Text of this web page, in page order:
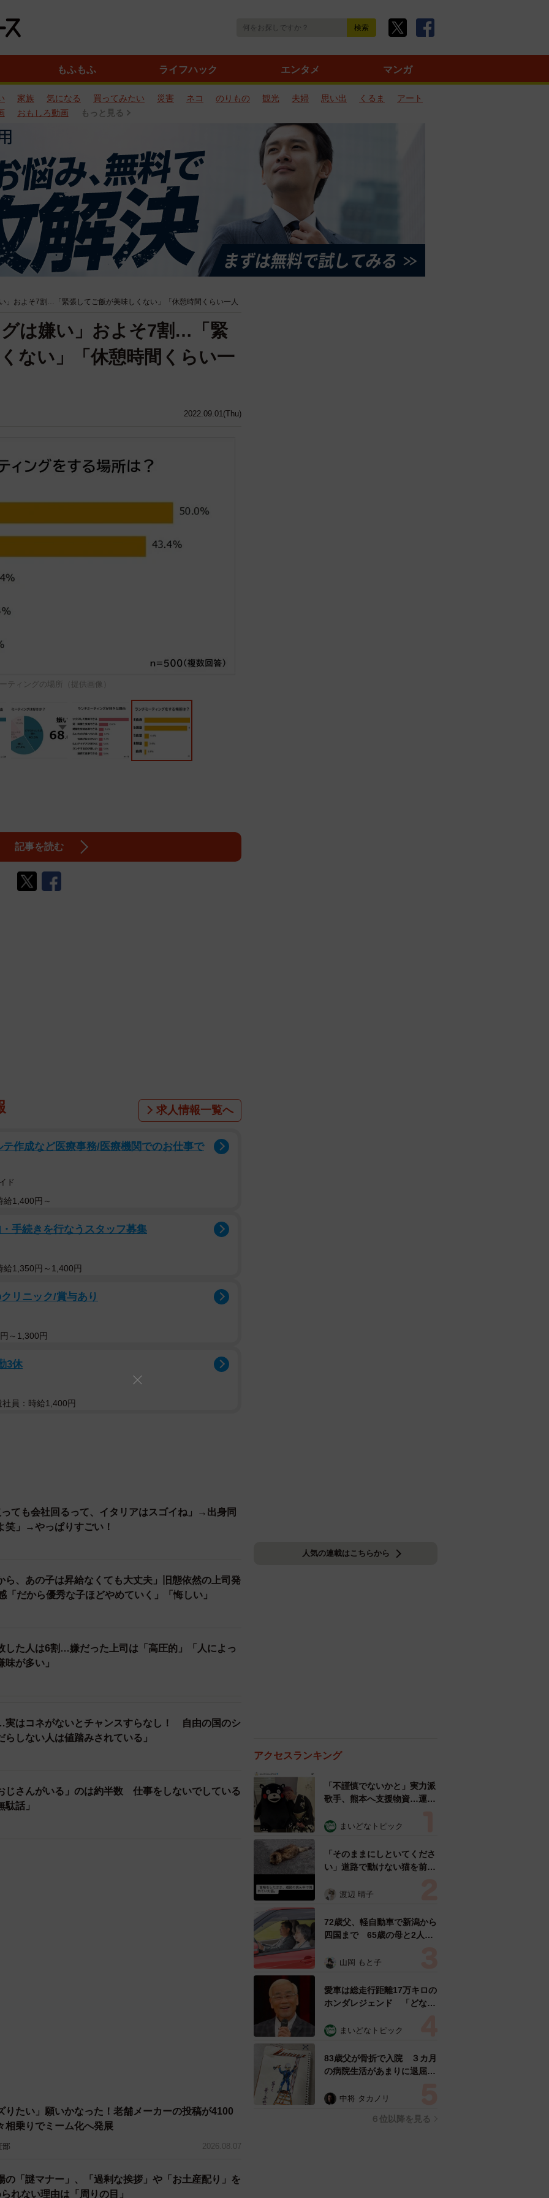
もふもふ ライフハック エンタメ マンガ
家族 気になる 買ってみたい 災害 ネコ のりもの 観光 夫婦 思い出 くるま
アート
おもしろ動画 もっと見る
」およそ7割…「緊張してご飯が美味しくない」「休憩時間くらい一人
2022.09.01(Thu)
は嫌い」およそ7割…「緊
ない」「休憩時間くらい一
ティングの場所（提供画像）
記事を読む
求人情報一覧へ
作成など医療事務/医療機関でのお仕事で
ド
給1,400円～
手続きを行なうスタッフ募集
給1,350円～1,400円
リニック/賞与あり
～1,300円
3休
員：時給1,400円
ても会社回るって、イタリアはスゴイね」→出身同
笑」→やっぱりすごい！
ら、あの子は昇給なくても大丈夫」旧態依然の上司発
だから優秀な子ほどやめていく」「悔しい」
した人は6割…嫌だった上司は「高圧的」「人によっ
が多い」
実はコネがないとチャンスすらなし！ 自由の国のシ
しない人は値踏みされている」
じさんがいる」のは約半数 仕事をしないでしている
話」
りたい」願いかなった！老舗メーカーの投稿が4100
乗りでミーム化へ発展
部 2026.08.07
の「謎マナー」、「過剰な挨拶」や「お土産配り」を
れない理由は「周りの目」
人気の連載はこちらから
アクセスランキング
「不謹慎でないかと」実力派
歌手、熊本へ支援物資…運搬
めらい 「痛いほど伝わる」
まいどなトピック
「そのままにしといてくださ
い」道路で動けない猫を前に
ようとした4日間 「命の重
表の訴え
渡辺 晴子
72歳父、軽自動車で新潟から
四国まで 65歳の母と2人で
憩まで分刻み… 「大学生で
山岡 もと子
愛車は総走行距離17万キロの
ホンダレジェンド 「どなた
所漫才師が譲渡の意向
まいどなトピック
83歳父が骨折で入院 ３カ月
の病院生活があまりに退屈で
い！」→スケッチブックを見
中将 タカノリ
６位以降を見る